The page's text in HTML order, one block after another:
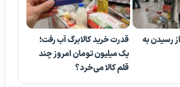
رسیدن به
قدرت خرید کالابرگ آب رفت؛
یک میلیون تومان امروز چند
قلم کالا می‌خرد؟